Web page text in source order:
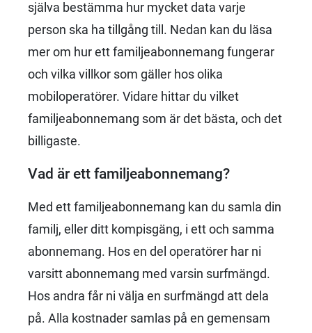
själva bestämma hur mycket data varje
person ska ha tillgång till. Nedan kan du läsa
mer om hur ett familjeabonnemang fungerar
och vilka villkor som gäller hos olika
mobiloperatörer. Vidare hittar du vilket
familjeabonnemang som är det bästa, och det
billigaste.
Vad är ett familjeabonnemang?
Med ett familjeabonnemang kan du samla din
familj, eller ditt kompisgäng, i ett och samma
abonnemang. Hos en del operatörer har ni
varsitt abonnemang med varsin surfmängd.
Hos andra får ni välja en surfmängd att dela
på. Alla kostnader samlas på en gemensam